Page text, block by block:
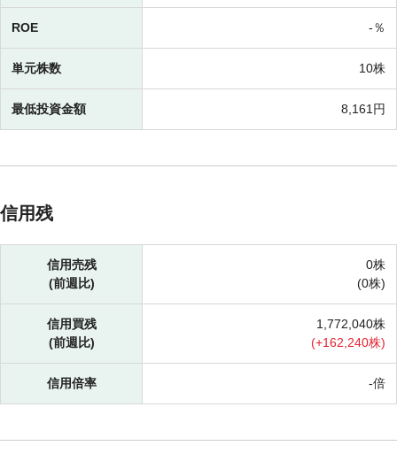
ROE -％
単元株数 10株
最低投資金額 8,161円
信用残
信用売残
(前週比)
0株
(0株)
信用買残
(前週比)
1,772,040株
(+162,240株)
信用倍率 -倍